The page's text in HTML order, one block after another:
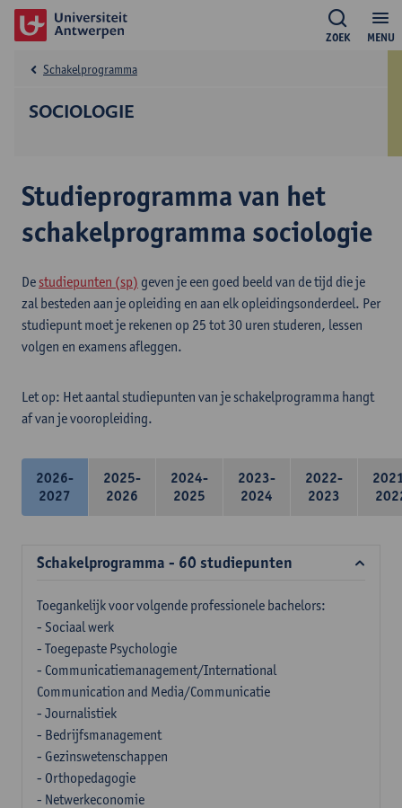
MENU
ZOEK
SOCIOLOGIE
Schakelprogramma
Studieprogramma van het
schakelprogramma sociologie
De studiepunten (sp) geven je een goed beeld van de tijd die je
zal besteden aan je opleiding en aan elk opleidingsonderdeel. Per
studiepunt moet je rekenen op 25 tot 30 uren studeren, lessen
volgen en examens afleggen.
Let op: Het aantal studiepunten van je schakelprogramma hangt
af van je vooropleiding.
2026-
2027
2025-
2026
2024-
2025
2023-
2024
2022-
2023
Schakelprogramma - 60 studiepunten
Toegankelijk voor volgende professionele bachelors:
- Sociaal werk
- Toegepaste Psychologie
- Communicatiemanagement/International
Communication and Media/Communicatie
- Journalistiek
- Bedrijfsmanagement
- Gezinswetenschappen
- Orthopedagogie
- Netwerkeconomie